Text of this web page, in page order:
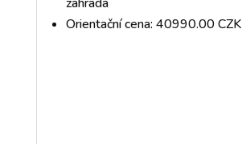
Orientační cena: 40990.00 CZK